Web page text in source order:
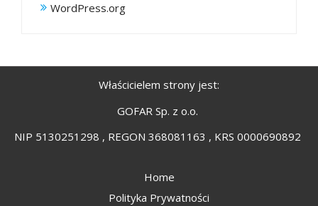
WordPress.org
Właścicielem strony jest:
GOFAR Sp. z o.o.
NIP 5130251298 , REGON 368081163 , KRS 0000690892
Home
Polityka Prywatności